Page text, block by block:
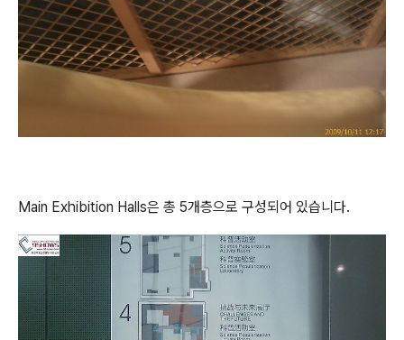
Main Exhibition Halls은 총 5개층으로 구성되어 있습니다.